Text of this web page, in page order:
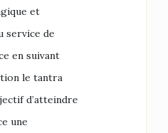
et
service de
en suivant
le tantra
d’atteindre
une